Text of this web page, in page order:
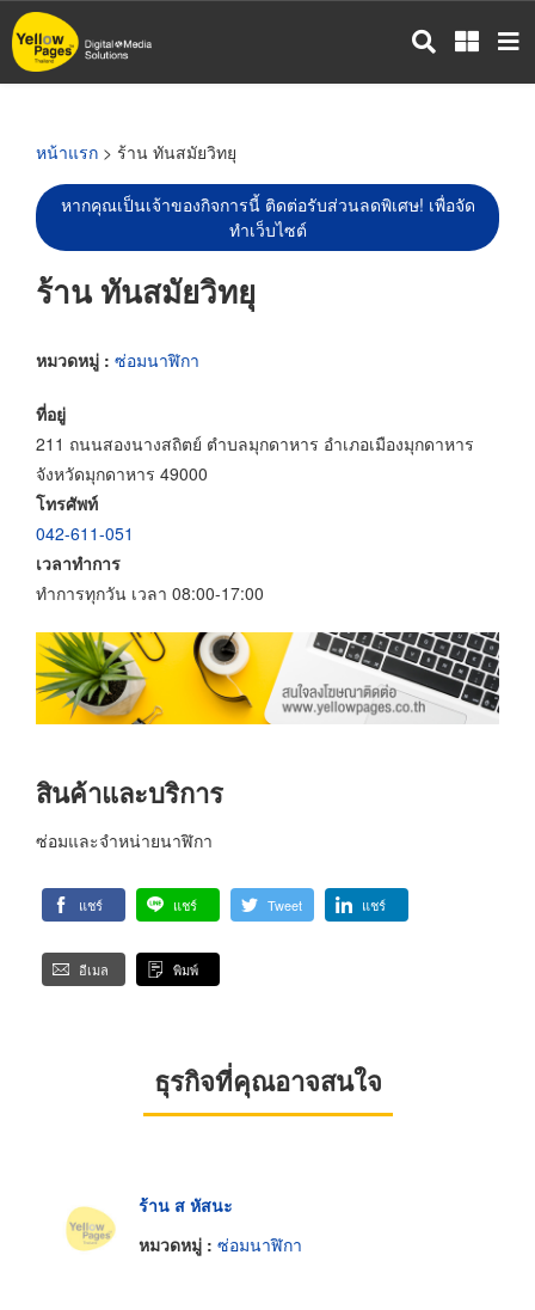
ข้าม
ไป
หน้าแรก > ร้าน ทันสมัยวิทยุ
หากคุณเป็นเจ้าของกิจการนี้ ติดต่อรับส่วนลดพิเศษ! เพื่อจัด
ทำเว็บไซต์
ร้าน ทันสมัยวิทยุ
หมวดหมู่ : ซ่อมนาฬิกา
ที่อยู่
211 ถนนสองนางสถิตย์ ตำบลมุกดาหาร อำเภอเมืองมุกดาหาร
จังหวัดมุกดาหาร 49000
โทรศัพท์
042-611-051
เวลาทำการ
ทำการทุกวัน เวลา 08:00-17:00
สินค้าและบริการ
ซ่อมและจำหน่ายนาฬิกา
แชร์ แชร์ Tweet แชร์
อีเมล พิมพ์
ธุรกิจที่คุณอาจสนใจ
ร้าน ส หัสนะ
หมวดหมู่ : ซ่อมนาฬิกา